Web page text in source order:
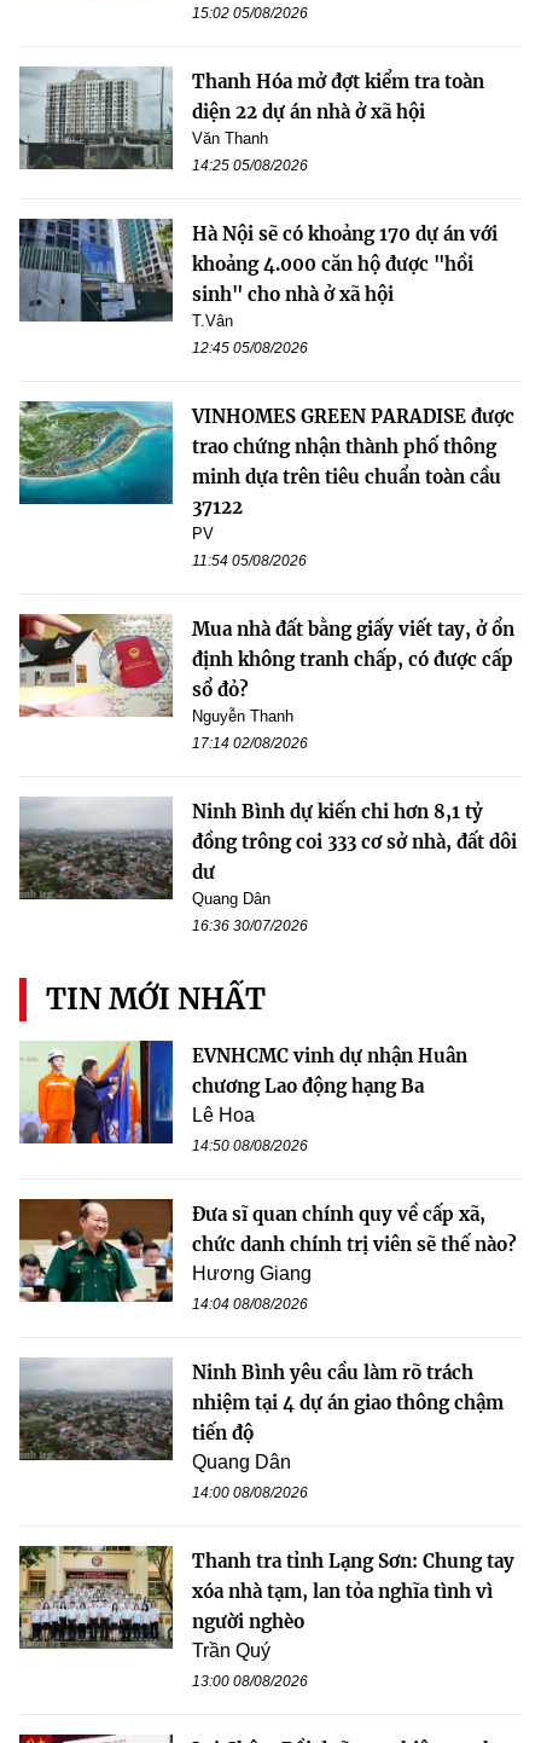
15:02 05/08/2026
Thanh Hóa mở đợt kiểm tra toàn
diện 22 dự án nhà ở xã hội
Văn Thanh
14:25 05/08/2026
Hà Nội sẽ có khoảng 170 dự án với
khoảng 4.000 căn hộ được "hồi
sinh" cho nhà ở xã hội
T.Vân
12:45 05/08/2026
VINHOMES GREEN PARADISE được
trao chứng nhận thành phố thông
minh dựa trên tiêu chuẩn toàn cầu
37122
PV
11:54 05/08/2026
Mua nhà đất bằng giấy viết tay, ở ổn
định không tranh chấp, có được cấp
sổ đỏ?
Nguyễn Thanh
17:14 02/08/2026
Ninh Bình dự kiến chi hơn 8,1 tỷ
đồng trông coi 333 cơ sở nhà, đất dôi
dư
Quang Dân
16:36 30/07/2026
TIN MỚI NHẤT
EVNHCMC vinh dự nhận Huân
chương Lao động hạng Ba
Lê Hoa
14:50 08/08/2026
Đưa sĩ quan chính quy về cấp xã,
chức danh chính trị viên sẽ thế nào?
Hương Giang
14:04 08/08/2026
Ninh Bình yêu cầu làm rõ trách
nhiệm tại 4 dự án giao thông chậm
tiến độ
Quang Dân
14:00 08/08/2026
Thanh tra tỉnh Lạng Sơn: Chung tay
xóa nhà tạm, lan tỏa nghĩa tình vì
người nghèo
Trần Quý
13:00 08/08/2026